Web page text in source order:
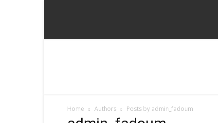
Home Authors Posts by admin_fadoum